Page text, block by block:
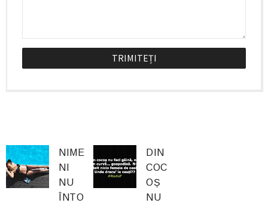
NIME
NI
NU
ÎNTO
DIN
COC
OȘ
NU